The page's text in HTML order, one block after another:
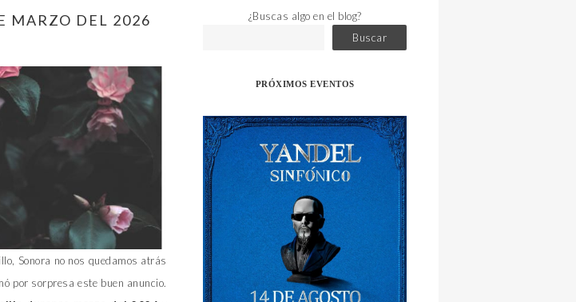
MARZO DEL 2026
Sonora no nos quedamos atrás
por sorpresa este buen anuncio.
¿Buscas algo en el blog?
Buscar
PRÓXIMOS EVENTOS